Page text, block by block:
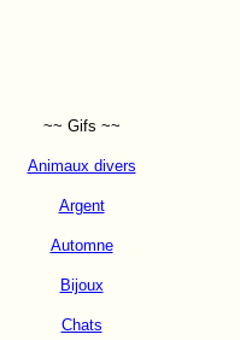
~~ Gifs ~~
Animaux divers
Argent
Automne
Bijoux
Chats